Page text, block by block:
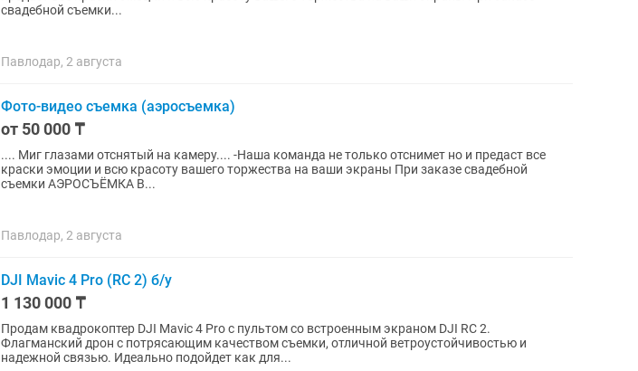
свадебной съемки...
Павлодар, 2 августа
Фото-видео съемка (аэросъемка)
от 50 000 ₸
.... Миг глазами отснятый на камеру.... -Наша команда не только отснимет но и предаст все
краски эмоции и всю красоту вашего торжества на ваши экраны При заказе свадебной
съемки АЭРОСЪЁМКА В...
Павлодар, 2 августа
DJI Mavic 4 Pro (RC 2) б/у
1 130 000 ₸
Продам квадрокоптер DJI Mavic 4 Pro с пультом со встроенным экраном DJI RC 2.
Флагманский дрон с потрясающим качеством съемки, отличной ветроустойчивостью и
надежной связью. Идеально подойдет как для...